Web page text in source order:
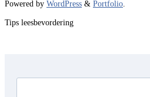
Powered by WordPress & Portfolio.
Tips leesbevordering